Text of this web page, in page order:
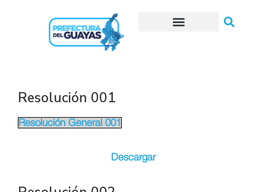
Resolución 001
Resolución General 001
Descargar